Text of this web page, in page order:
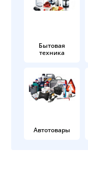
Бытовая
техника
Автотовары